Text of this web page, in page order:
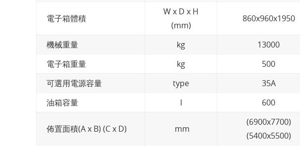
電子箱體積
W x D x H
(mm)
860x960x1950
機械重量 kg 13000
電子箱重量
kg 500
可選用電源容量
type 35A
油箱容量
l 600
佈置面積(A x B) (C x D) mm
(6900x7700)
(5400x5500)